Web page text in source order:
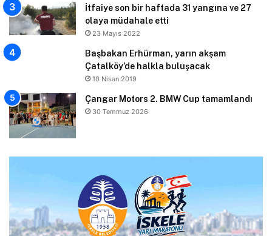
İtfaiye son bir haftada 31 yangına ve 27
olaya müdahale etti
23 Mayıs 2022
Başbakan Erhürman, yarın akşam
Çatalköy’de halkla buluşacak
10 Nisan 2019
Çangar Motors 2. BMW Cup tamamlandı
30 Temmuz 2026